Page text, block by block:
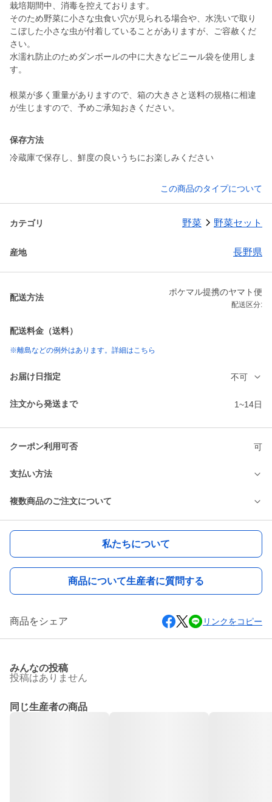
栽培期間中、消毒を控えております。
そのため野菜に小さな虫食い穴が見られる場合や、水洗いで取り
こぼした小さな虫が付着していることがありますが、ご容赦くだ
さい。
水濡れ防止のためダンボールの中に大きなビニール袋を使用しま
す。
根菜が多く重量がありますので、箱の大きさと送料の規格に相違
が生じますので、予めご承知おきください。
保存方法
冷蔵庫で保存し、鮮度の良いうちにお楽しみください
この商品のタイプについて
カテゴリ 野菜 野菜セット
産地 長野県
配送方法
ポケマル提携のヤマト便
配送区分:
配送料金（送料）
※離島などの例外はあります。詳細はこちら
お届け日指定 不可
注文から発送まで 1~14日
クーポン利用可否 可
支払い方法
複数商品のご注文について
私たちについて
商品について生産者に質問する
商品をシェア リンクをコピー
みんなの投稿
投稿はありません
同じ生産者の商品